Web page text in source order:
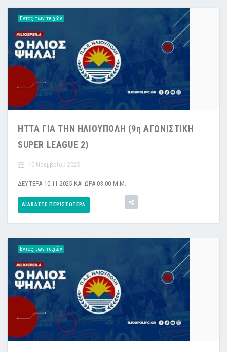
Εντός των τειχών
ΗΤΤΑ ΓΙΑ ΤΗΝ ΗΛΙΟΥΠΟΛΗ (9η ΑΓΩΝΙΣΤΙΚΗ
SUPER LEAGUE 2)
10 Νοεμβρίου 2025
ΔΕΥΤΕΡΑ 10.11.2025 ΚΑΙ ΩΡΑ 03.00 Μ.Μ.
ΔΙΑΒΆΣΤΕ ΠΕΡΙΣΣΌΤΕΡΑ
Εντός των τειχών